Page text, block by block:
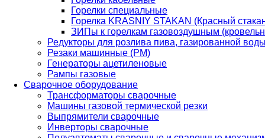
Горелки специальные
Горелка KRASNIY STAKAN (Красный
ЗИПы к горелкам газовоздушным
Редукторы для розлива пива, газированной
Резаки машинные (РМ)
Генераторы ацетиленовые
Рампы газовые
Сварочное оборудование
Трансформаторы сварочные
Машины газовой термической резки
Выпрямители сварочные
Инверторы сварочные